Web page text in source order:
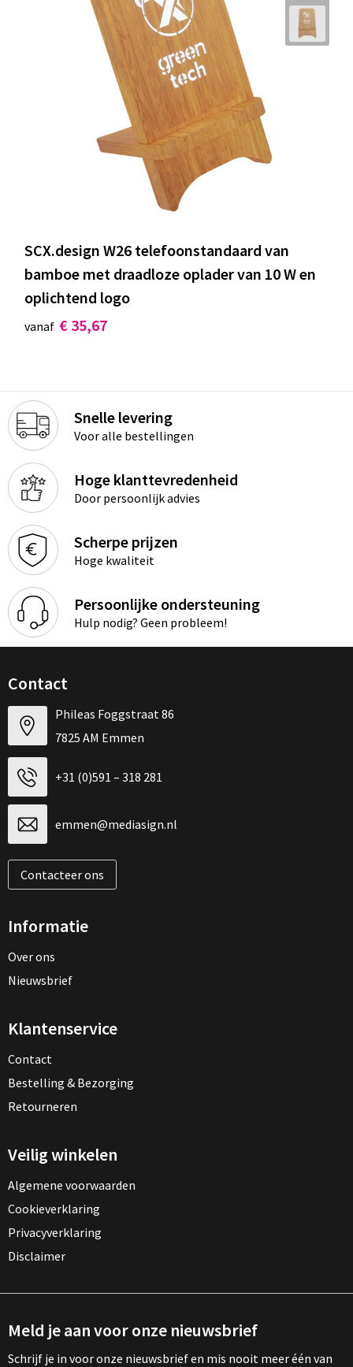
SCX.design W26 telefoonstandaard van
bamboe met draadloze oplader van 10 W en
oplichtend logo
vanaf € 35,67
Snelle levering
Voor alle bestellingen
Hoge klanttevredenheid
Door persoonlijk advies
Scherpe prijzen
Hoge kwaliteit
Persoonlijke ondersteuning
Hulp nodig? Geen probleem!
Contact
Phileas Foggstraat 86
7825 AM Emmen
+31 (0)591 – 318 281
emmen@mediasign.nl
Contacteer ons
Informatie
Over ons
Nieuwsbrief
Klantenservice
Contact
Bestelling & Bezorging
Retourneren
Veilig winkelen
Algemene voorwaarden
Cookieverklaring
Privacyverklaring
Disclaimer
Meld je aan voor onze nieuwsbrief
Schrijf je in voor onze nieuwsbrief en mis nooit meer één van